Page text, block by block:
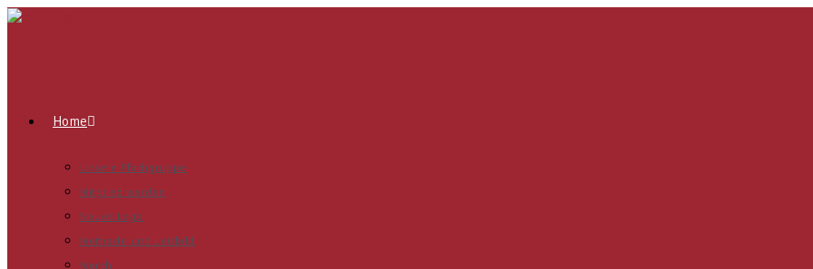
Home
Unsere Pfadigruppe
Mitglied werden
Neues Logo
Methode und Leitbild
Merch